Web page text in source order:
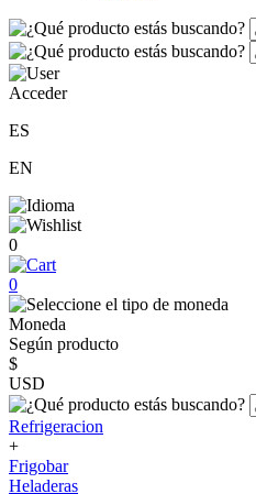
Acceder
ES
EN
0
0
Moneda
Según producto
$
USD
Refrigeracion
+
Frigobar
Heladeras